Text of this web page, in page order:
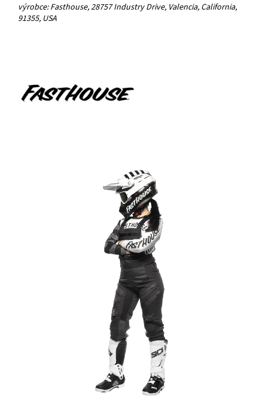
výrobce: Fasthouse, 28757 Industry Drive, Valencia, California,
91355, USA